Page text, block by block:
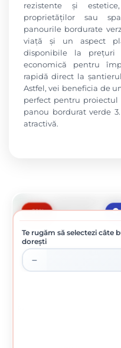
rezistente și
proprietăților sau
panourile bordurate
viață și un aspect
disponibile la prețuri
economică pentru
rapidă direct la
Astfel, vei beneficia de
perfect pentru proiectul
panou bordurat verde
atractivă.
-21%
Te rugăm să selectezi câte
dorești